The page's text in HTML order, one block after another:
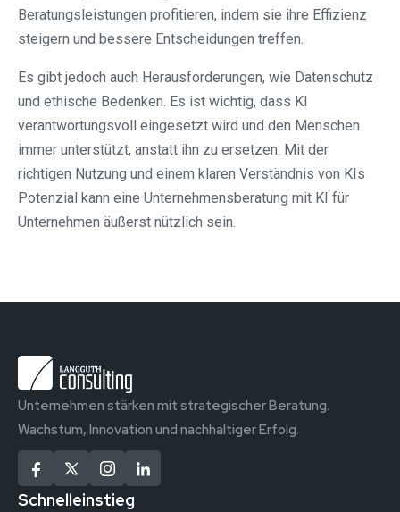
Beratungsleistungen profitieren, indem sie ihre Effizienz
steigern und bessere Entscheidungen treffen.
Es gibt jedoch auch Herausforderungen, wie Datenschutz
und ethische Bedenken. Es ist wichtig, dass KI
verantwortungsvoll eingesetzt wird und den Menschen
immer unterstützt, anstatt ihn zu ersetzen. Mit der
richtigen Nutzung und einem klaren Verständnis von KIs
Potenzial kann eine Unternehmensberatung mit KI für
Unternehmen äußerst nützlich sein.
Unternehmen stärken mit strategischer Beratung.
Wachstum, Innovation und nachhaltiger Erfolg.
Schnelleinstieg